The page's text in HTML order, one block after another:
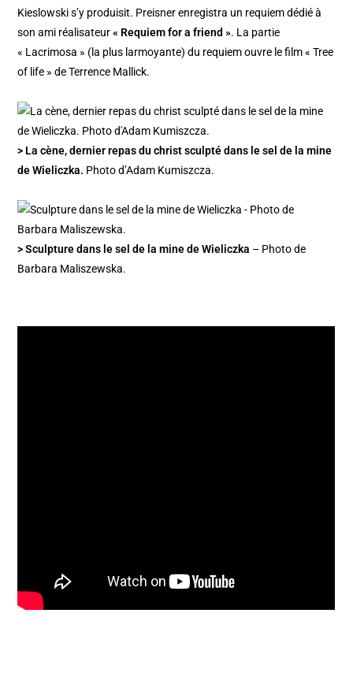
Kieslowski s’y produisit. Preisner enregistra un requiem dédié à
son ami réalisateur« Requiem for a friend ». La partie
« Lacrimosa » (la plus larmoyante) du requiem ouvre le film « Tree
of life » de Terrence Mallick.
> La cène, dernier repas du christ sculpté dans le sel de la mine
de Wieliczka. Photo d’Adam Kumiszcza.
> Sculpture dans le sel de la mine de Wieliczka – Photo de
Barbara Maliszewska.